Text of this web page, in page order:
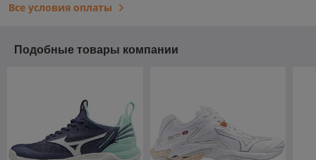
Все условия оплаты
Подобные товары компании